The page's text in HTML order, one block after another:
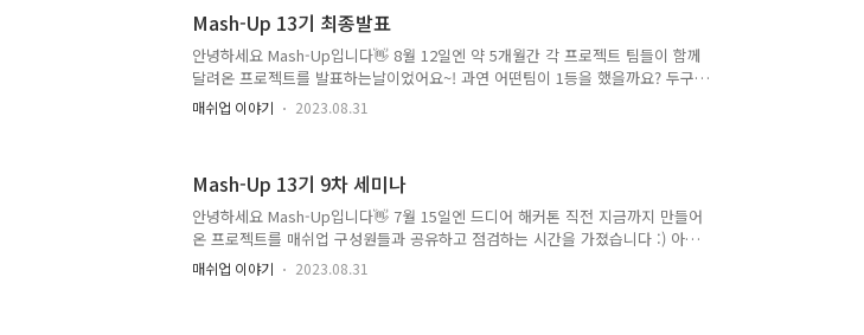
Mash-Up 13기 최종발표
안녕하세요 Mash-Up입니다👋 8월 12일엔 약 5개월간 각 프로젝트 팀들이 함께
달려온 프로젝트를 발표하는날이었어요~! 과연 어떤팀이 1등을 했을까요? 두구두
구두구🥁🥁 정말 쟁쟁한 서비스들이 많이 나왔는데요, 매쉬업은 기수가 늘어날
수록 정말 만들어지는 서비스의 퀄리티가 좋아지는게 느껴져요! 구성원들뿐만 아
쉬업 창설 이후 최초로 모든 팀 배포 성공이라는 업적을 이루어냈습니다👏👏 정
말 대단합니다👏👏 나머지 한가지는 역대급 시상 금액입니다! 지난 해커톤때 소
개드린 DEVCRA의 후원으로 총 상금 155만원이라는 동아리에서는 정말 큰 금액
이 상금으로 주어졌습니..
매쉬업 이야기 2023.08.31
Mash-Up 13기 9차 세미나
안녕하세요 Mash-Up입니다👋 7월 15일엔 드디어 해커톤 직전 지금까지 만들어
온 프로젝트를 매쉬업 구성원들과 공유하고 점검하는 시간을 가졌습니다 :) 아직
해커톤 전인데도 정말 톡톡 튀는 아이디어를 가진 쟁쟁한 서비스들을 볼 수 있었
던 시간이었어요🌟 이번 모임은 매쉬업 후원사인 캐치에서 운영중인 캐치카페
매쉬업 이야기 2023.08.31